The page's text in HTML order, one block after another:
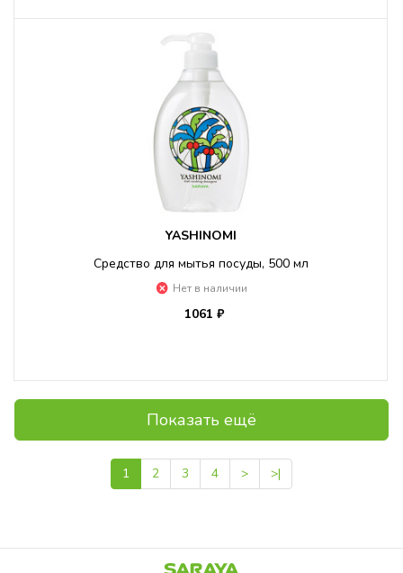
YASHINOMI
Средство для мытья посуды, 500 мл
Нет в наличии
1061 ₽
Показать ещё
1 2 3 4 > >|